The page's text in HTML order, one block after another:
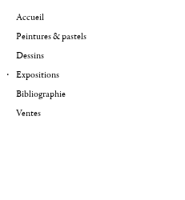
Accueil
Peintures & pastels
Dessins
Expositions
Bibliographie
Ventes